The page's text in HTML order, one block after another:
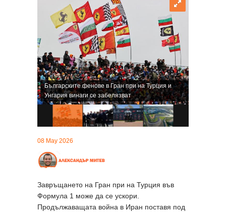
Българските фенове в Гран при на Турция и
Унгария винаги се забелязват
08 May 2026
Завръщането на Гран при на Турция във
Формула 1 може да се ускори.
Продължаващата война в Иран поставя под